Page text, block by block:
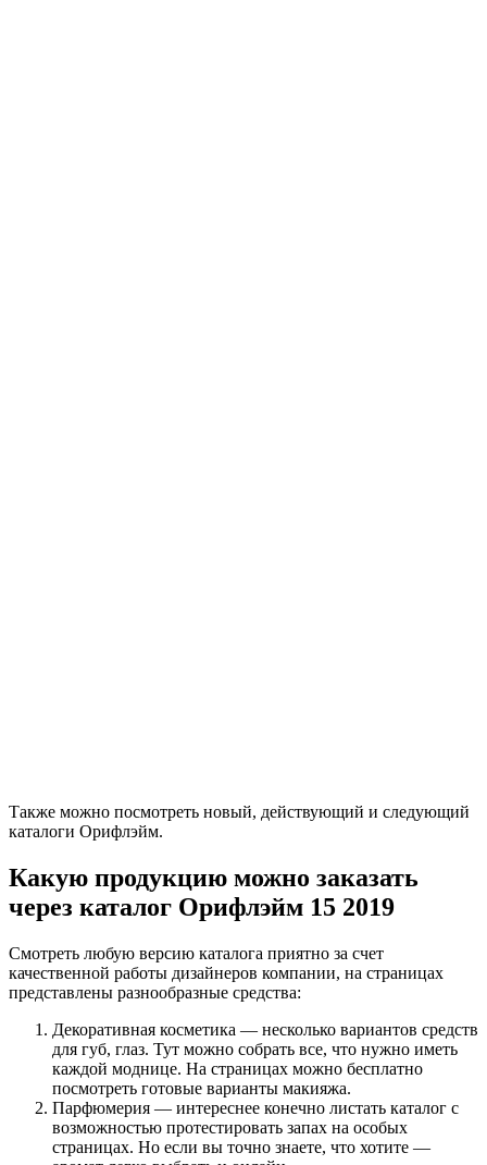
Также можно посмотреть новый, действующий и следующий
каталоги Орифлэйм.
Какую продукцию можно заказать
через каталог Орифлэйм 15 2019
Смотреть любую версию каталога приятно за счет
качественной работы дизайнеров компании, на страницах
представлены разнообразные средства:
Декоративная косметика — несколько вариантов средств
для губ, глаз. Тут можно собрать все, что нужно иметь
каждой моднице. На страницах можно бесплатно
посмотреть готовые варианты макияжа.
Парфюмерия — интереснее конечно листать каталог с
возможностью протестировать запах на особых
страницах. Но если вы точно знаете, что хотите —